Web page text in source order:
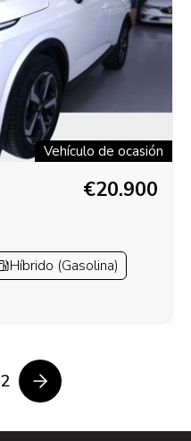
Vehículo de ocasión
€20.900
Híbrido (Gasolina)
2